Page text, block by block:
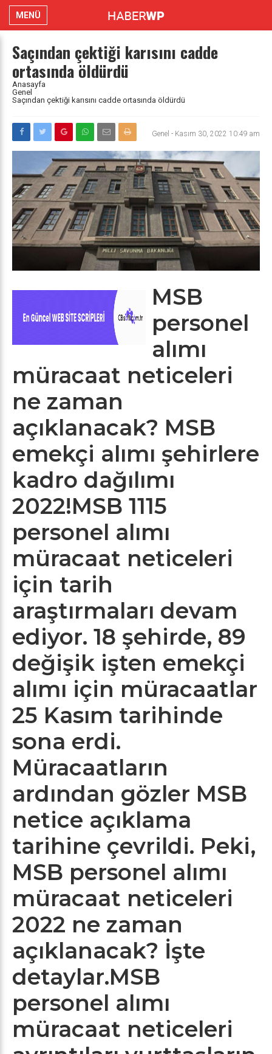
MENÜ
Saçından çektiği karısını cadde
ortasında öldürdü
Anasayfa
Genel
Saçından çektiği karısını cadde ortasında öldürdü
Genel - Kasım 30, 2022 10:49 am
MSB
personel
alımı
müracaat neticeleri
ne zaman
açıklanacak? MSB
emekçi alımı şehirlere
kadro dağılımı
2022!MSB 1115
personel alımı
müracaat neticeleri
için tarih
araştırmaları devam
ediyor. 18 şehirde, 89
değişik işten emekçi
alımı için müracaatlar
25 Kasım tarihinde
sona erdi.
Müracaatların
ardından gözler MSB
netice açıklama
tarihine çevrildi. Peki,
MSB personel alımı
müracaat neticeleri
2022 ne zaman
açıklanacak? İşte
detaylar.MSB
personel alımı
müracaat neticeleri